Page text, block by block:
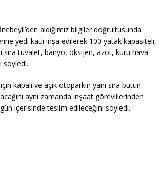
aldığımız bilgiler doğrultusunda
yedi katlı inşa edilerek 100 yatak kapasiteli,
sıra tuvalet, banyo, oksijen, azot, kuru hava
söyledi.
kapalı ve açık otoparkın yanı sıra bütün
aynı zamanda inşaat görevlilerinden
içerisinde teslim edileceğini söyledi.